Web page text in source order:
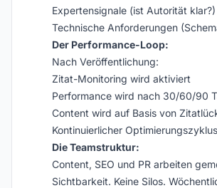
Expertensignale (ist Autorität klar?)
Technische Anforderungen
Der Performance-Loop:
Nach Veröffentlichung:
Zitat-Monitoring wird aktiviert
Performance wird nach 30/60/90
Content wird auf Basis von
Kontinuierlicher Optimierungszyklus
Die Teamstruktur:
Content, SEO und PR arbeiten
Sichtbarkeit. Keine Silos.